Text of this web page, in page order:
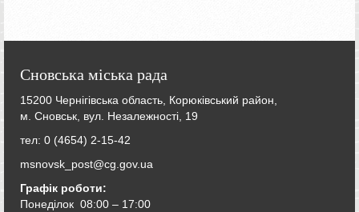
Сновська міська рада
15200 Чернігівська область, Корюківський район,
м. Сновськ, вул. Незалежності, 19
тел: 0 (4654) 2-15-42
msnovsk_post@cg.gov.ua
Графік роботи:
Понеділок 08:00 – 17:00